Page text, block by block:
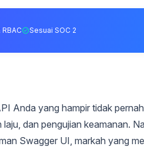
RBAC Sesuai SOC 2
Anda yang hampir tidak
dan pengujian keamanan.
Swagger UI, markah yang